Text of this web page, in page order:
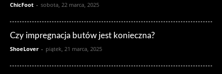
ChicFoot - sobota, 22 marca, 2025
Czy impregnacja butów jest konieczna?
ShoeLover - piątek, 21 marca, 2025